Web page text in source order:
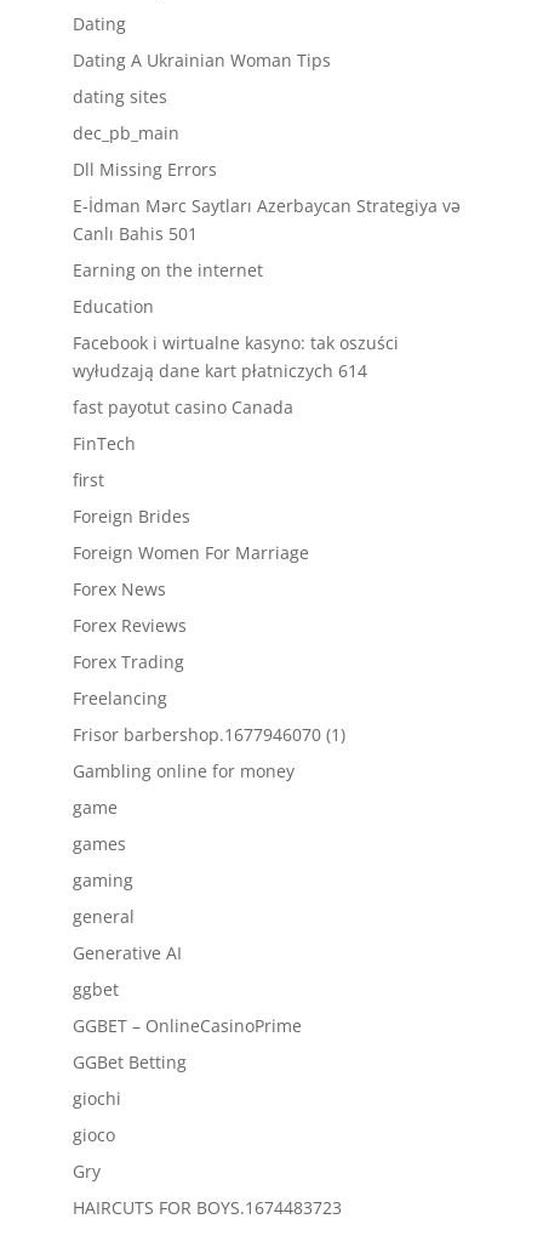
Dating
Dating A Ukrainian Woman Tips
dating sites
dec_pb_main
Dll Missing Errors
E-İdman Mərc Saytları Azerbaycan Strategiya və
Canlı Bahis 501
Earning on the internet
Education
Facebook i wirtualne kasyno: tak oszuści
wyłudzają dane kart płatniczych 614
fast payotut casino Canada
FinTech
first
Foreign Brides
Foreign Women For Marriage
Forex News
Forex Reviews
Forex Trading
Freelancing
Frisor barbershop.1677946070 (1)
Gambling online for money
game
games
gaming
general
Generative AI
ggbet
GGBET – OnlineCasinoPrime
GGBet Betting
giochi
gioco
Gry
HAIRCUTS FOR BOYS.1674483723